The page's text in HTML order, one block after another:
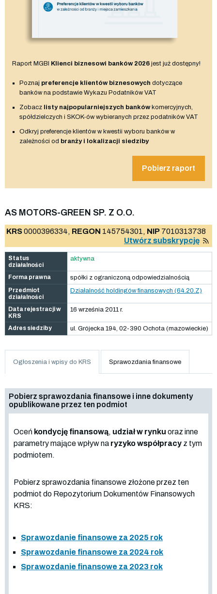
Raport MGBI Klienci biznesowi banków 2026 jest już dostępny!
Poznaj preferencje klientów biznesowych dotyczące
banków na podstawie Wykazu Podatników VAT
Zobacz listy najpopularniejszych bankówkomercyjnych,
spółdzielczych i SKOK-ów wybieranych przez podatników VAT
Odkryj preferencje klientów w kwestii wyboru banków w
zależności od branży i lokalizacji siedziby
Pobierz raport
AS MOTORS-GREEN SP. Z O.O.
KRS0000396334, REGON 145754301, NIP 7010313738
Utwórz subskrypcję
Status
działalności
aktywna
Forma prawna
spółki z ograniczoną odpowiedzialnością
Przedmiot
działalności
Działalność holdingów finansowych (64.20.Z)
Data rejestracji w
KRS
16 września 2011 r.
Adres siedziby ul. Grójecka 194, 02-390 Ochota (mazowieckie)
Ogłoszenia i wpisy do KRS Sprawozdania finansowe
Pobierz sprawozdania finansowe i inne dokumenty
opublikowane przez ten podmiot
Oceń kondycję finansową, udział w rynku oraz inne
parametry mające wpływ na ryzyko współpracy z tym
podmiotem.
Pobierz sprawozdania finansowe złożone przez ten
podmiot do Repozytorium Dokumentów Finansowych
KRS:
Sprawozdanie finansowe za 2025 rok
Sprawozdanie finansowe za 2024 rok
Sprawozdanie finansowe za 2023 rok